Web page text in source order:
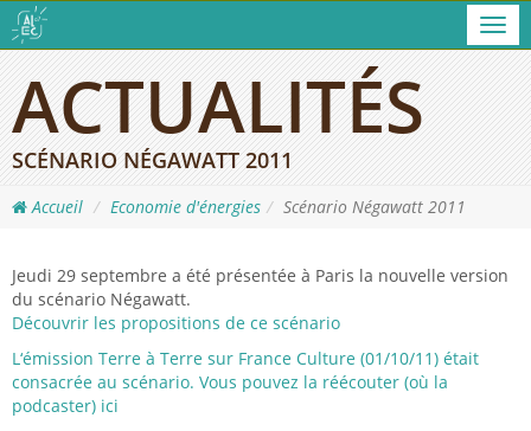
ACTUALITÉS
SCÉNARIO NÉGAWATT 2011
Accueil Economie d'énergies Scénario Négawatt 2011
Jeudi 29 septembre a été présentée à Paris la nouvelle version
du scénario Négawatt.
Découvrir les propositions de ce scénario
L‘émission Terre à Terre sur France Culture (01/10/11) était
consacrée au scénario. Vous pouvez la réécouter (où la
podcaster) ici